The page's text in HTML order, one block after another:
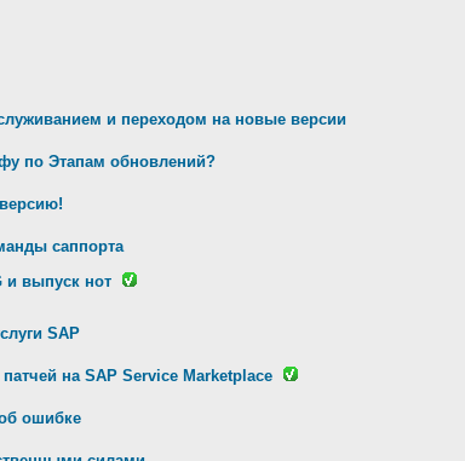
и переходом на новые версии
по Этапам обновлений?
саппорта
и выпуск нот
SAP
на SAP Service Marketplace
ошибке